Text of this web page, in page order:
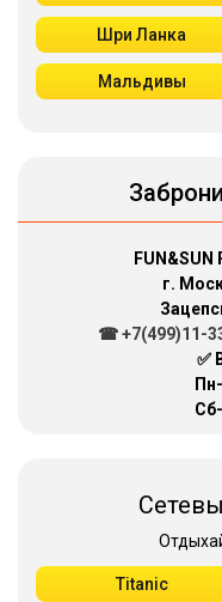
Шри Ланка
Мальдивы
г.
☎ +7(499)11-
✅
Titanic